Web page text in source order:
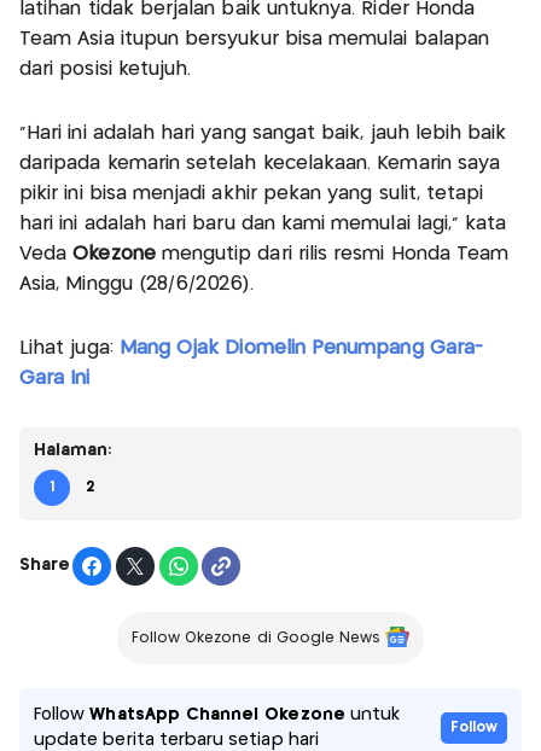
latihan tidak berjalan baik untuknya. Rider Honda
Team Asia itupun bersyukur bisa memulai balapan
dari posisi ketujuh.
"Hari ini adalah hari yang sangat baik, jauh lebih baik
daripada kemarin setelah kecelakaan. Kemarin saya
pikir ini bisa menjadi akhir pekan yang sulit, tetapi
hari ini adalah hari baru dan kami memulai lagi," kata
VedaOkezonemengutip dari rilis resmi Honda Team
Asia, Minggu (28/6/2026).
Lihat juga: Mang Ojak Diomelin Penumpang Gara-
Gara Ini
Halaman:
1 2
Share
Follow Okezone di Google News
FollowWhatsApp Channel Okezone untuk
update berita terbaru setiap hari
Follow